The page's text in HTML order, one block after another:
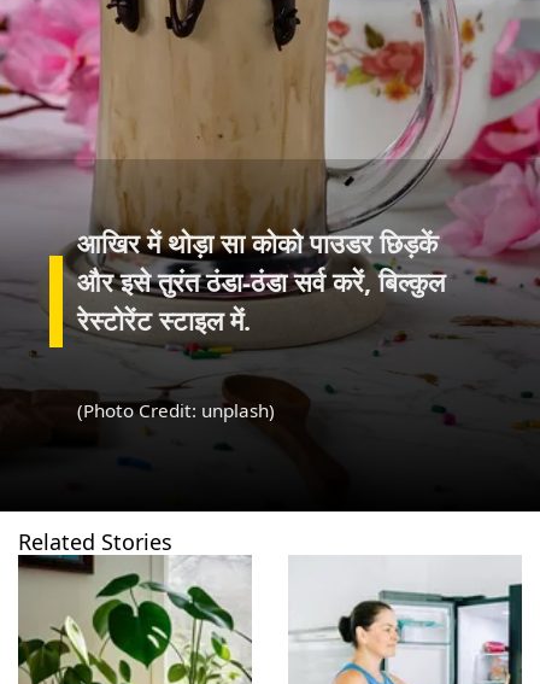
आखिर में थोड़ा सा कोको पाउडर छिड़कें
और इसे तुरंत ठंडा-ठंडा सर्व करें, बिल्कुल
रेस्टोरेंट स्टाइल में.
(Photo Credit: unplash)
खुल रहा है
Related Stories